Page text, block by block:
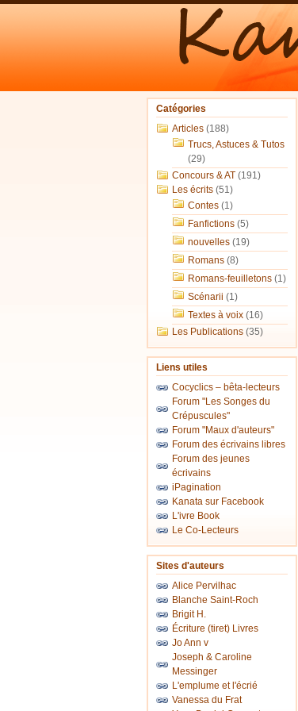
Catégories
Articles(188)
Trucs, Astuces & Tutos
(29)
Concours & AT(191)
Les écrits(51)
Contes(1)
Fanfictions(5)
nouvelles(19)
Romans(8)
Romans-feuilletons(1)
Scénarii (1)
Textes à voix(16)
Les Publications(35)
Liens utiles
Cocyclics – bêta-lecteurs
Forum "Les Songes du
Crépuscules"
Forum "Maux d'auteurs"
Forum des écrivains libres
Forum des jeunes
écrivains
iPagination
Kanata sur Facebook
L'ivre Book
Le Co-Lecteurs
Sites d'auteurs
Alice Pervilhac
Blanche Saint-Roch
Brigit H.
Écriture (tiret) Livres
Jo Ann v
Joseph & Caroline
Messinger
L'emplume et l'écrié
Vanessa du Frat